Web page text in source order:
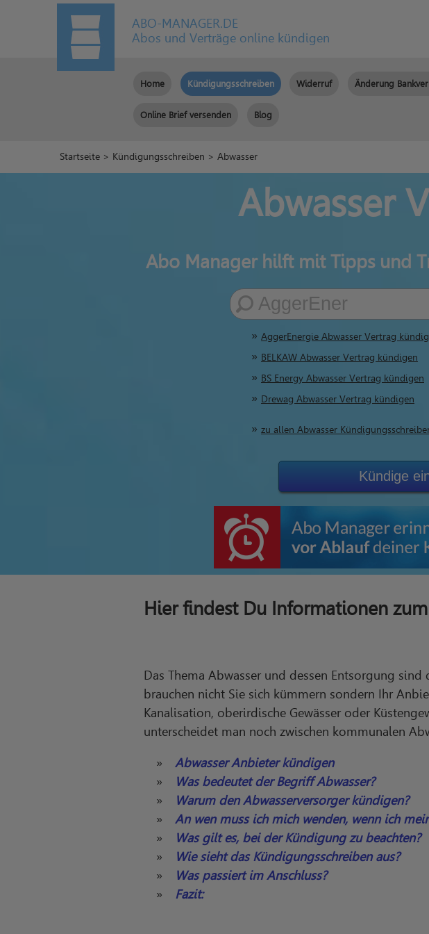
ABO-MANAGER.DE
Abos und Verträge online kündigen
Home Kündigungsschreiben Widerruf Änderung
Online Brief versenden Blog
Startseite > Kündigungsschreiben > Abwasser
Abwasser
Abo Manager hilft mit Tipps und
AggerEnergie Abwasser Vertrag
BELKAW Abwasser Vertrag kündigen
BS Energy Abwasser Vertrag kündigen
Drewag Abwasser Vertrag kündigen
zu allen Abwasser
Kündige
Hier findest Du Informationen
Das Thema Abwasser und dessen Entsorgung
brauchen nicht Sie sich kümmern sondern Ihr
Kanalisation, oberirdische Gewässer oder
unterscheidet man noch zwischen kommunalen
Abwasser Anbieter kündigen
Was bedeutet der Begriff Abwasser?
Warum den Abwasserversorger kündigen?
An wen muss ich mich wenden, wenn ich
Was gilt es, bei der Kündigung zu beachten?
Wie sieht das Kündigungsschreiben aus?
Was passiert im Anschluss?
Fazit: